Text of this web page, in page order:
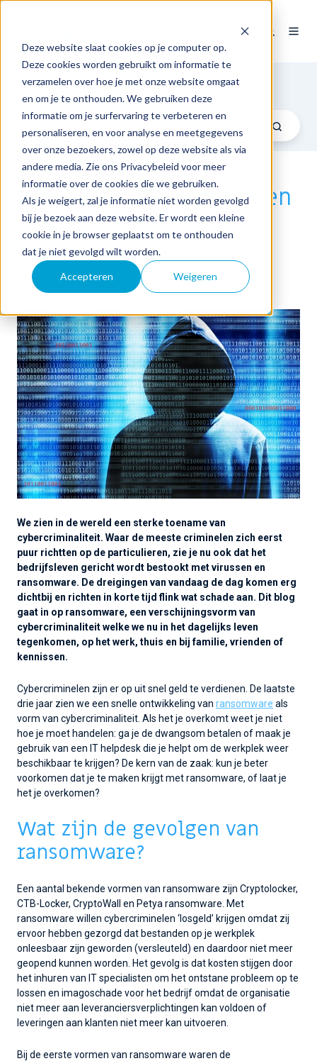
Deze website slaat cookies op je computer op.
Deze cookies worden gebruikt om informatie te
verzamelen over hoe je met onze website omgaat
en om je te onthouden. We gebruiken deze
informatie om je surfervaring te verbeteren en
personaliseren, en voor analyse en meetgegevens
over onze bezoekers, zowel op deze website als via
andere media. Zie ons Privacybeleid voor meer
informatie over de cookies die we gebruiken.
Als je weigert, zal je informatie niet worden gevolgd
bij je bezoek aan deze website. Er wordt een kleine
cookie in je browser geplaatst om te onthouden
dat je niet gevolgd wilt worden.
Accepteren Weigeren
Blog
Ransomware: voorkomen
is goedkoper dan
overkomen
door op wo 20 apr 2016
We zien in de wereld een sterke toename van
cybercriminaliteit. Waar de meeste criminelen zich eerst
puur richtten op de particulieren, zie je nu ook dat het
bedrijfsleven gericht wordt bestookt met virussen en
ransomware. De dreigingen van vandaag de dag komen erg
dichtbij en richten in korte tijd flink wat schade aan. Dit blog
gaat in op ransomware, een verschijningsvorm van
cybercriminaliteit welke we nu in het dagelijks leven
tegenkomen, op het werk, thuis en bij familie, vrienden of
kennissen.
Cybercriminelen zijn er op uit snel geld te verdienen. De laatste
drie jaar zien we een snelle ontwikkeling van ransomware als
vorm van cybercriminaliteit. Als het je overkomt weet je niet
hoe je moet handelen: ga je de dwangsom betalen of maak je
gebruik van een IT helpdesk die je helpt om de werkplek weer
beschikbaar te krijgen? De kern van de zaak: kun je beter
voorkomen dat je te maken krijgt met ransomware, of laat je
het je overkomen?
Wat zijn de gevolgen van
ransomware?
Een aantal bekende vormen van ransomware zijn Cryptolocker,
CTB-Locker, CryptoWall en Petya ransomware. Met
ransomware willen cybercriminelen ‘losgeld’ krijgen omdat zij
ervoor hebben gezorgd dat bestanden op je werkplek
onleesbaar zijn geworden (versleuteld) en daardoor niet meer
geopend kunnen worden. Het gevolg is dat kosten stijgen door
het inhuren van IT specialisten om het ontstane probleem op te
lossen en imagoschade voor het bedrijf omdat de organisatie
niet meer aan leveranciersverplichtingen kan voldoen of
leveringen aan klanten niet meer kan uitvoeren.
Bij de eerste vormen van ransomware waren de